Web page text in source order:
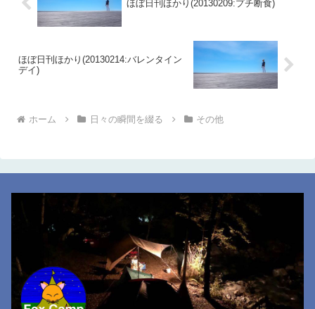
ほぼ日刊ほかり(20130209:プチ断食)
ほぼ日刊ほかり(20130214:バレンタイン
デイ)
ホーム 日々の瞬間を綴る その他